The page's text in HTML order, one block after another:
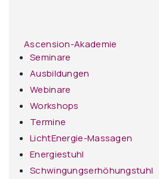
Ascension-Akademie
Seminare
Ausbildungen
Webinare
Workshops
Termine
LichtEnergie-Massagen
Energiestuhl
Schwingungserhöhungstuhl